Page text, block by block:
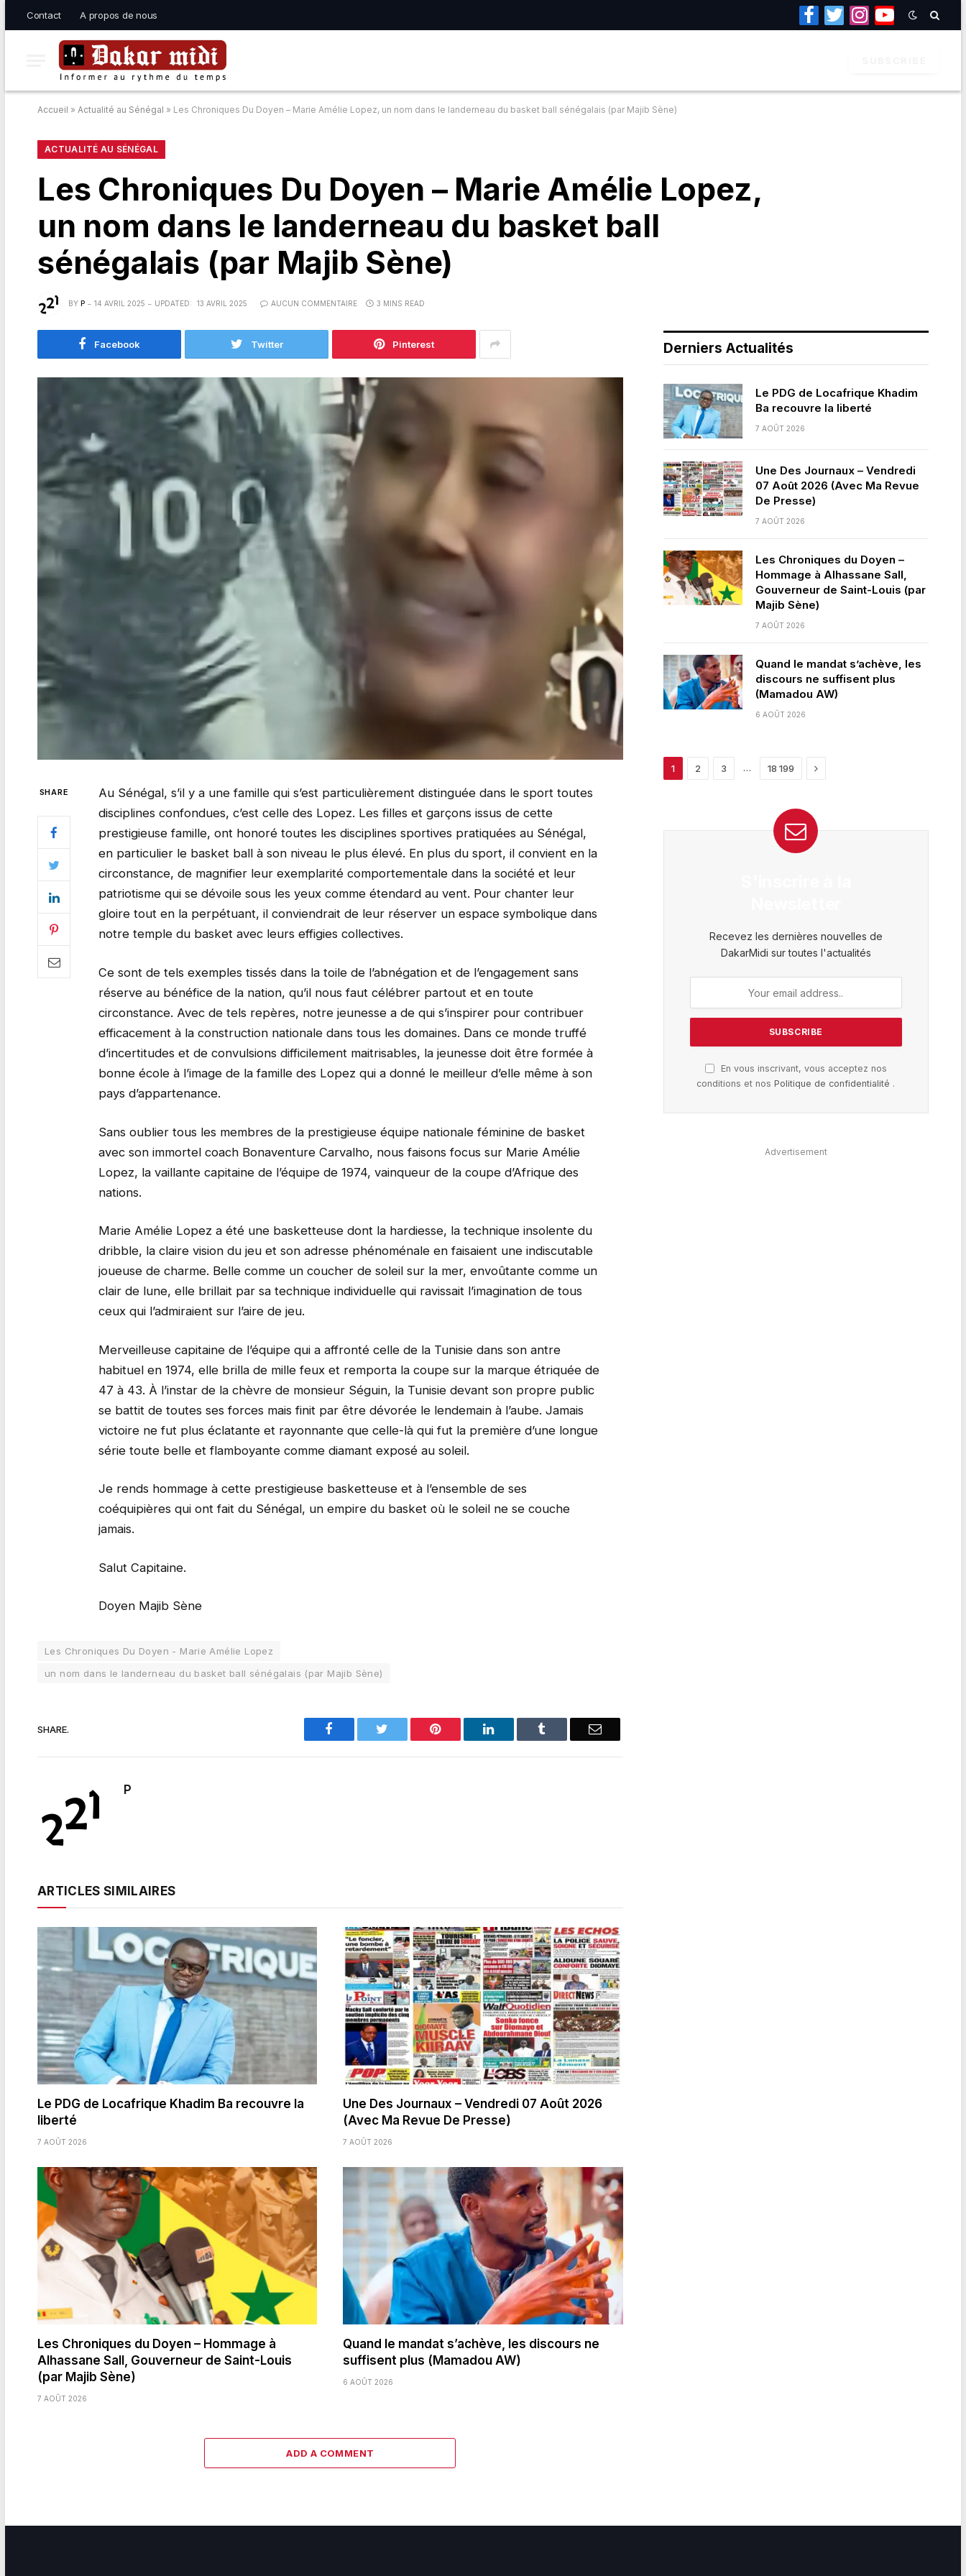
Contact A propos de nous
Facebook
TwitterInstagramYouTube
Accueil » Actualité au Sénégal » Les Chroniques Du Doyen – Marie Amélie Lopez, un nom dans le landerneau du basket ball sénégalais (par Majib Sène)
ACTUALITÉ AU SÉNÉGAL
Les Chroniques Du Doyen – Marie Amélie Lopez,
un nom dans le landerneau du basket ball
sénégalais (par Majib Sène)
BY P 14 AVRIL 2025 UPDATED: 13 AVRIL 2025 AUCUN COMMENTAIRE 3 MINS READ
Facebook Twitter Pinterest
SHARE
Au Sénégal, s’il y a une famille qui s’est particulièrement distinguée dans le sport toutes
disciplines confondues, c’est celle des Lopez. Les filles et garçons issus de cette
prestigieuse famille, ont honoré toutes les disciplines sportives pratiquées au Sénégal,
en particulier le basket ball à son niveau le plus élevé. En plus du sport, il convient en la
circonstance, de magnifier leur exemplarité comportementale dans la société et leur
patriotisme qui se dévoile sous les yeux comme étendard au vent. Pour chanter leur
gloire tout en la perpétuant, il conviendrait de leur réserver un espace symbolique dans
notre temple du basket avec leurs effigies collectives.
Ce sont de tels exemples tissés dans la toile de l’abnégation et de l’engagement sans
réserve au bénéfice de la nation, qu’il nous faut célébrer partout et en toute
circonstance. Avec de tels repères, notre jeunesse a de qui s’inspirer pour contribuer
efficacement à la construction nationale dans tous les domaines. Dans ce monde truffé
d’incertitudes et de convulsions difficilement maitrisables, la jeunesse doit être formée à
bonne école à l’image de la famille des Lopez qui a donné le meilleur d’elle même à son
pays d’appartenance.
Sans oublier tous les membres de la prestigieuse équipe nationale féminine de basket
avec son immortel coach Bonaventure Carvalho, nous faisons focus sur Marie Amélie
Lopez, la vaillante capitaine de l’équipe de 1974, vainqueur de la coupe d’Afrique des
nations.
Marie Amélie Lopez a été une basketteuse dont la hardiesse, la technique insolente du
dribble, la claire vision du jeu et son adresse phénoménale en faisaient une indiscutable
joueuse de charme. Belle comme un coucher de soleil sur la mer, envoûtante comme un
clair de lune, elle brillait par sa technique individuelle qui ravissait l’imagination de tous
ceux qui l’admiraient sur l’aire de jeu.
Merveilleuse capitaine de l’équipe qui a affronté celle de la Tunisie dans son antre
habituel en 1974, elle brilla de mille feux et remporta la coupe sur la marque étriquée de
47 à 43. À l’instar de la chèvre de monsieur Séguin, la Tunisie devant son propre public
se battit de toutes ses forces mais finit par être dévorée le lendemain à l’aube. Jamais
victoire ne fut plus éclatante et rayonnante que celle-là qui fut la première d’une longue
série toute belle et flamboyante comme diamant exposé au soleil.
Je rends hommage à cette prestigieuse basketteuse et à l’ensemble de ses
coéquipières qui ont fait du Sénégal, un empire du basket où le soleil ne se couche
jamais.
Salut Capitaine.
Doyen Majib Sène
Les Chroniques Du Doyen - Marie Amélie Lopez
un nom dans le landerneau du basket ball sénégalais (par Majib Sène)
SHARE. Facebook Pinterest LinkedIn Email
P
ARTICLES SIMILAIRES
Le PDG de Locafrique Khadim Ba recouvre la
liberté
7 AOÛT 2026
Une Des Journaux – Vendredi 07 Août 2026
(Avec Ma Revue De Presse)
7 AOÛT 2026
Les Chroniques du Doyen – Hommage à
Alhassane Sall, Gouverneur de Saint-Louis
(par Majib Sène)
7 AOÛT 2026
Quand le mandat s’achève, les discours ne
suffisent plus (Mamadou AW)
6 AOÛT 2026
ADD A COMMENT
Derniers Actualités
Le PDG de Locafrique Khadim
Ba recouvre la liberté
7 AOÛT 2026
Une Des Journaux – Vendredi
07 Août 2026 (Avec Ma Revue
De Presse)
7 AOÛT 2026
Les Chroniques du Doyen –
Hommage à Alhassane Sall,
Gouverneur de Saint-Louis (par
Majib Sène)
7 AOÛT 2026
Quand le mandat s’achève, les
discours ne suffisent plus
(Mamadou AW)
6 AOÛT 2026
1 2 3 … 18 199 Next
Recevez les dernières nouvelles de
DakarMidi sur toutes l'actualités
En vous inscrivant, vous acceptez nos
conditions et nosPolitique de confidentialité .
Advertisement